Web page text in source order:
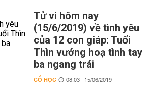
Tử vi hôm nay
(15/6/2019) về tình yêu
của 12 con giáp: Tuổi
Thìn vướng hoạ tình tay
ba ngang trái
CỔ HỌC 08:03 | 15/06/2019